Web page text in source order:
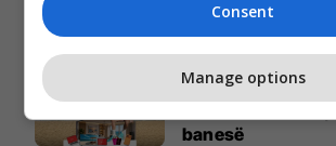
A po don me rrnu
banesë
Consent
Manage options